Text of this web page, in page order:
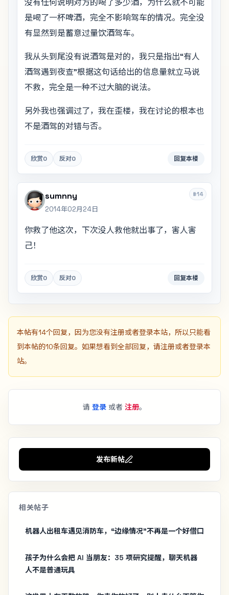
没有任何说明对方的喝了多少酒，为什么就不可能
是喝了一杯啤酒，完全不影响驾车的情况。完全没
有显然到是蓄意过量饮酒驾车。
我从头到尾没有说酒驾是对的，我只是指出“有人
酒驾遇到夜查”根据这句话给出的信息量就立马说
不救，完全是一种不过大脑的说法。
另外我也强调过了，我在歪楼，我在讨论的根本也
不是酒驾的对错与否。
欣赏0 反对0 回复本楼
#14
sumnny
2014年02月24日
你救了他这次，下次没人救他就出事了，害人害
己！
欣赏0 反对0 回复本楼
本帖有14个回复，因为您没有注册或者登录本站，所以只能看
到本帖的10条回复。如果想看到全部回复，请注册或者登录本
站。
请 登录 或者 注册。
发布新帖
相关帖子
机器人出租车遇见消防车，“边缘情况”不再是一个好借口
孩子为什么会把 AI 当朋友：35 项研究提醒，聊天机器
人不是普通玩具